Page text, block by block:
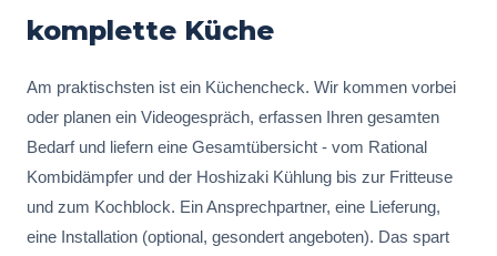
komplette Küche
Am praktischsten ist ein Küchencheck. Wir kommen vorbei
oder planen ein Videogespräch, erfassen Ihren gesamten
Bedarf und liefern eine Gesamtübersicht - vom Rational
Kombidämpfer und der Hoshizaki Kühlung bis zur Fritteuse
und zum Kochblock. Ein Ansprechpartner, eine Lieferung,
eine Installation (optional, gesondert angeboten). Das spart